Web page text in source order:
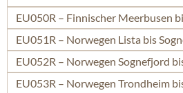
EU050R – Finnischer Meerbusen
EU051R – Norwegen Lista bis
EU052R – Norwegen Sognefjord
EU053R – Norwegen Trondheim